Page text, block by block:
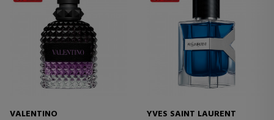
VALENTINO YVES SAINT LAURENT